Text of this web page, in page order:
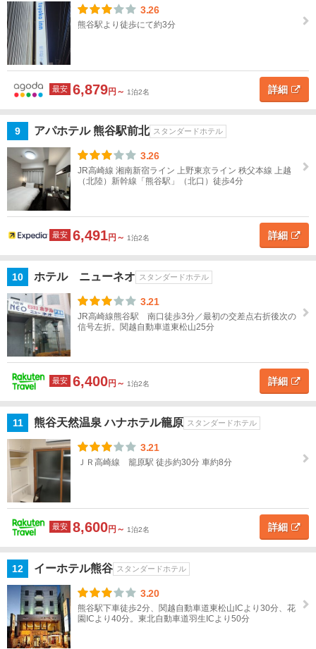
本
庄・
上里
東
上
尾
行
田・
生・
手・
久
喜・
栗橋
蓮
鴻
巣・
川・
北本
嵐山
深
谷・
寄居
3.26
熊谷駅より徒歩にて約3分
最安 6,879円～ 1泊2名 詳細
9 アパホテル 熊谷駅前北 スタンダードホテル
3.26
JR高崎線 湘南新宿ライン 上野東京ライン 秩父本線 上越
（北陸）新幹線「熊谷駅」（北口）徒歩4分
最安 6,491円～ 1泊2名 詳細
10 ホテル ニューネオ スタンダードホテル
3.21
JR高崎線熊谷駅 南口徒歩3分／最初の交差点右折後次の
信号左折。関越自動車道東松山25分
最安 6,400円～ 1泊2名 詳細
11 熊谷天然温泉 ハナホテル籠原 スタンダードホテル
3.21
ＪＲ高崎線 籠原駅 徒歩約30分 車約8分
最安 8,600円～ 1泊2名 詳細
12 イーホテル熊谷 スタンダードホテル
3.20
熊谷駅下車徒歩2分、関越自動車道東松山ICより30分、花
園ICより40分。東北自動車道羽生ICより50分